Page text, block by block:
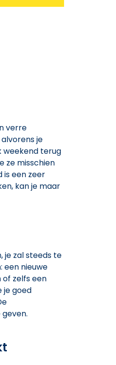
verre
je
weekend terug
ze misschien
is een zeer
kan je maar
je zal steeds te
een nieuwe
zelfs een
je goed